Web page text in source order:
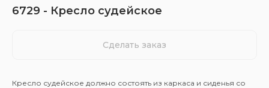
6729 - Кресло судейское
Сделать заказ
Кресло судейское должно состоять из каркаса и сиденья со